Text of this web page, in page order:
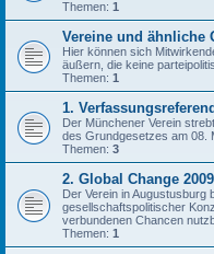
Themen: 1
Vereine und ähnliche
Hier können sich
äußern, die keine
Themen: 1
1.
Der Münchener Verein
des Grundgesetzes am 08.
Themen: 3
2. Global Change
Der Verein in Augustusburg
gesellschaftspolitischer
verbundenen Chancen
Themen: 1